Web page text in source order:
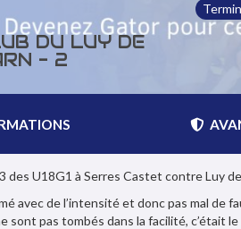
DU LUY DE
- 2
des U18G1 à Serres Castet contre Luy
avec de l’intensité et donc pas mal de
sont pas tombés dans la facilité, c’était